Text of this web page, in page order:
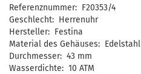
Referenznummer: F20353/4
Geschlecht: Herrenuhr
Hersteller: Festina
Material des Gehäuses: Edelstahl
Durchmesser: 43 mm
Wasserdichte: 10 ATM